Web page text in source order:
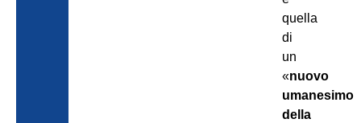
quella
di
un
«nuovo
umanesimo
della